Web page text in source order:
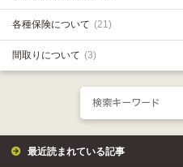
各種保険について (21)
間取りについて (3)
最近読まれている記事